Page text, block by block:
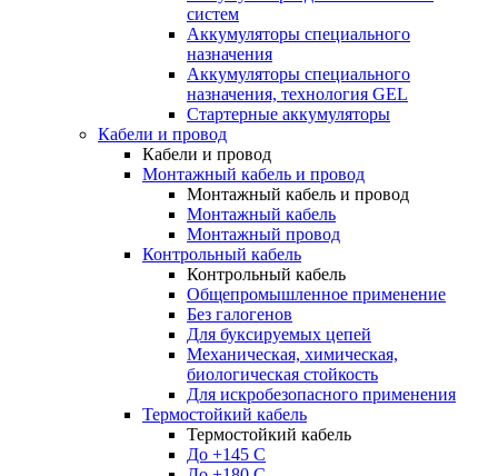
систем
Аккумуляторы специального
назначения
Аккумуляторы специального
назначения, технология GEL
Стартерные аккумуляторы
Кабели и провод
Кабели и провод
Монтажный кабель и провод
Монтажный кабель и провод
Монтажный кабель
Монтажный провод
Контрольный кабель
Контрольный кабель
Общепромышленное применение
Без галогенов
Для буксируемых цепей
Механическая, химическая,
биологическая стойкость
Для искробезопасного применения
Термостойкий кабель
Термостойкий кабель
До +145 С